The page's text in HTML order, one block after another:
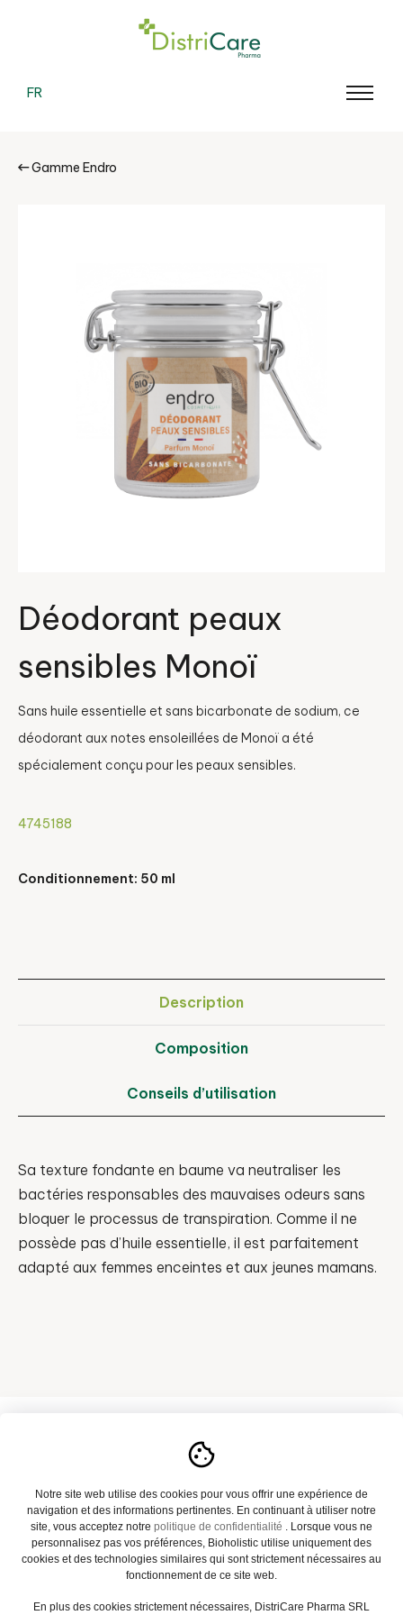
FR
Gamme Endro
Déodorant peaux
sensibles Monoï
Sans huile essentielle et sans bicarbonate de sodium, ce
déodorant aux notes ensoleillées de Monoï a été
spécialement conçu pour les peaux sensibles.
4745188
Conditionnement: 50 ml
Description
Composition
Conseils d’utilisation
Sa texture fondante en baume va neutraliser les
bactéries responsables des mauvaises odeurs sans
bloquer le processus de transpiration. Comme il ne
possède pas d’huile essentielle, il est parfaitement
adapté aux femmes enceintes et aux jeunes mamans.
Notre catalogue
Actualités
Notre site web utilise des cookies pour vous offrir une expérience de
navigation et des informations pertinentes. En continuant à utiliser notre
site, vous acceptez notre politique de confidentialité . Lorsque vous ne
personnalisez pas vos préférences, Bioholistic utilise uniquement des
cookies et des technologies similaires qui sont strictement nécessaires au
fonctionnement de ce site web.
En plus des cookies strictement nécessaires, DistriCare Pharma SRL